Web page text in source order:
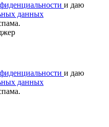
и даю
данных
и даю
данных